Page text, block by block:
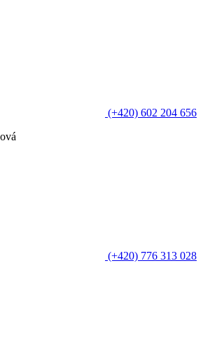
(+420) 602 204 656
(+420) 776 313 028